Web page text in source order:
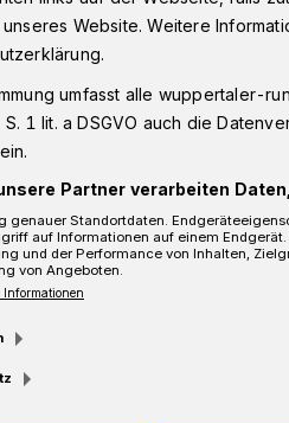
Don Kosaken“
in der Lutherkirche
Barmen auf.
Website. Weitere
umfasst alle wuppertaler-
1 lit. a DSGVO auch die
Partner verarbeiten
genauer Standortdaten.
auf Informationen auf einem
und der Performance von Inhalten,
von Angeboten.